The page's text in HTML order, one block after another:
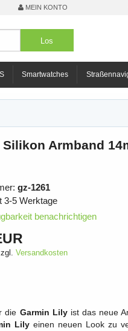
MEIN KONTO
Smartwatches
Armband
gz-1261
3-5 Werktage
benachrichtigen
Versandkosten
die Garmin Lilyist das neue
Lilyeinen neuen Look zu